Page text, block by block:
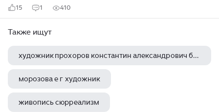
15 1 410
Также ищут
художник прохоров константин александрович биография
морозова е г художник
живопись сюрреализм